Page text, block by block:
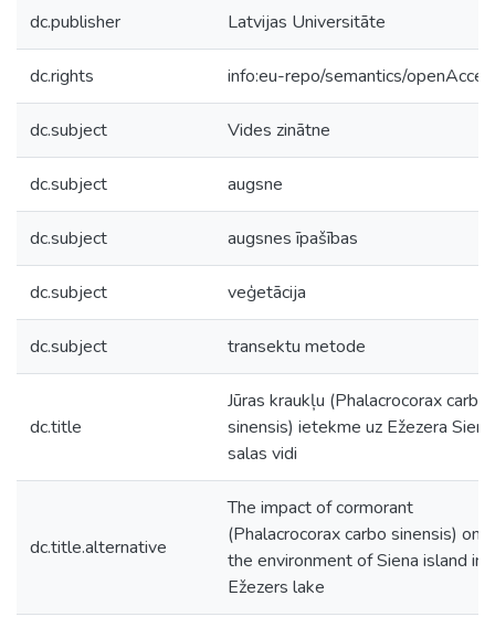
dc.publisher Latvijas Universitāte
dc.rights info:eu-repo/semantics/
dc.subject Vides zinātne
dc.subject augsne
dc.subject augsnes īpašības
dc.subject veģetācija
dc.subject transektu metode
dc.title
Jūras kraukļu (Phalacrocorax carbo
sinensis) ietekme uz Ežezera Siena
salas vidi
dc.title.alternative
The impact of cormorant
(Phalacrocorax carbo sinensis) on
the environment of Siena island in
Ežezers lake